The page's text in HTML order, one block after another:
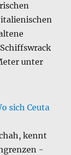
unter
sich Ceuta
kennt
-